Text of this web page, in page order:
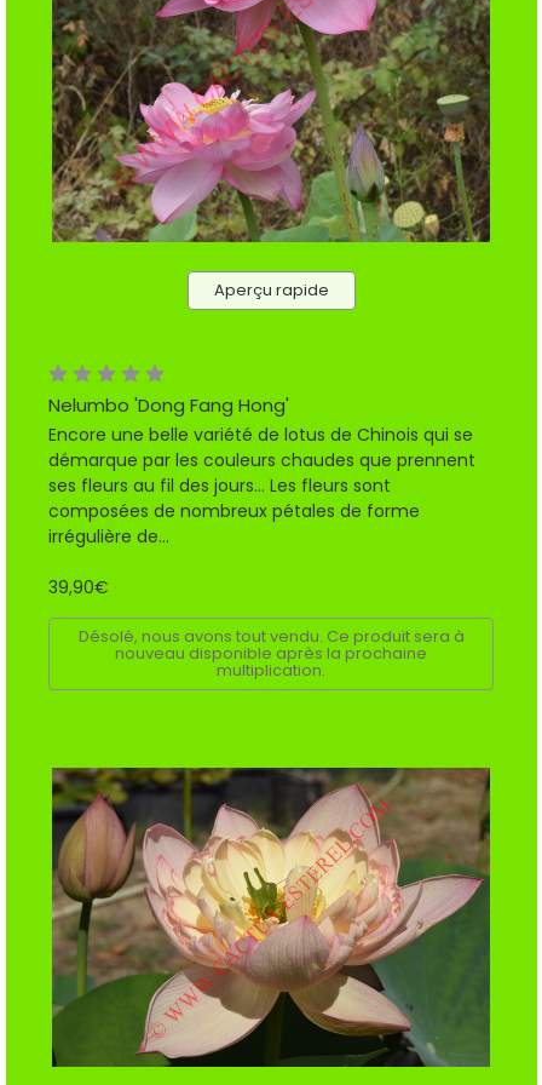
Aperçu rapide
Nelumbo 'Dong Fang Hong'
Encore une belle variété de lotus de Chinois qui se
démarque par les couleurs chaudes que prennent
ses fleurs au fil des jours... Les fleurs sont
composées de nombreux pétales de forme
irrégulière de...
39,90€
Désolé, nous avons tout vendu. Ce produit sera à
nouveau disponible après la prochaine
multiplication.